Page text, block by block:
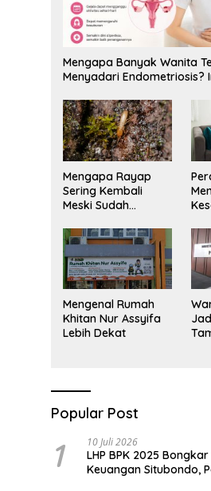
Mengapa Banyak Wanita
Menyadari Endometriosis?
Mengapa Rayap
Sering Kembali
Meski Sudah
Mengenal Rumah
Khitan Nur Assyifa
Lebih Dekat
Popular Post
1 10 Juli 2026
LHP BPK 2025
Keuangan Situbondo,